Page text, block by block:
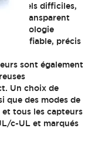
difficiles,
et Transparent
technologie
fiable, précis
sont également
Un choix de
que des modes de
tous les capteurs
c-UL et marqués